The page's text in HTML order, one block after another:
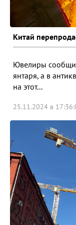
Китай
Ювелиры
янтаря, а в
на этот...
25.11.2024 в